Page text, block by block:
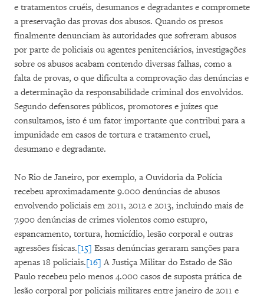
e tratamentos cruéis, desumanos e degradantes e compromete
a preservação das provas dos abusos. Quando os presos
finalmente denunciam às autoridades que sofreram abusos
por parte de policiais ou agentes penitenciários, investigações
sobre os abusos acabam contendo diversas falhas, como a
falta de provas, o que dificulta a comprovação das denúncias e
a determinação da responsabilidade criminal dos envolvidos.
Segundo defensores públicos, promotores e juízes que
consultamos, isto é um fator importante que contribui para a
impunidade em casos de tortura e tratamento cruel,
desumano e degradante.
No Rio de Janeiro, por exemplo, a Ouvidoria da Polícia
recebeu aproximadamente 9.000 denúncias de abusos
envolvendo policiais em 2011, 2012 e 2013, incluindo mais de
7.900 denúncias de crimes violentos como estupro,
espancamento, tortura, homicídio, lesão corporal e outras
agressões físicas.[15] Essas denúncias geraram sanções para
apenas 18 policiais.[16] A Justiça Militar do Estado de São
Paulo recebeu pelo menos 4.000 casos de suposta prática de
lesão corporal por policiais militares entre janeiro de 2011 e